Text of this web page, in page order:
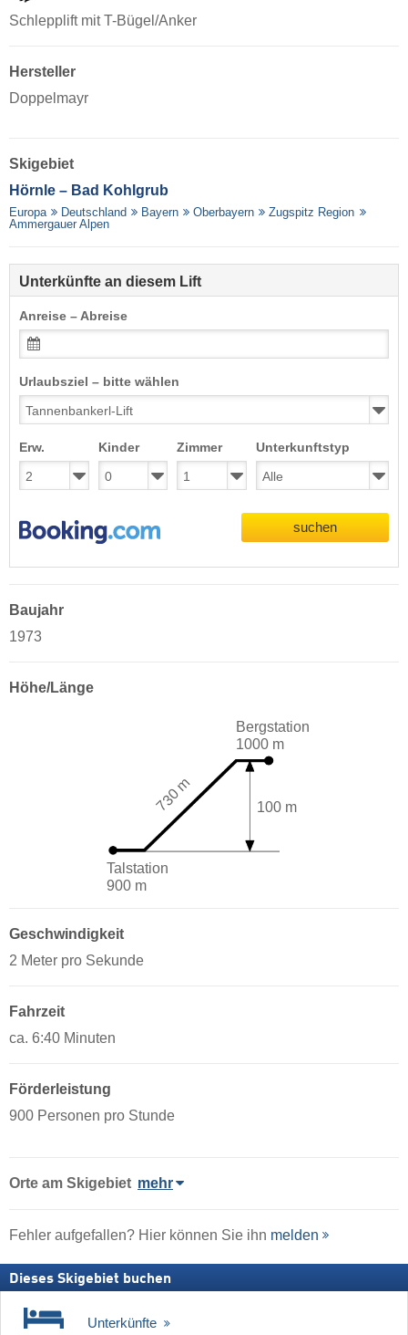
Schlepplift mit T-Bügel/Anker
Hersteller
Doppelmayr
Skigebiet
Hörnle – Bad Kohlgrub
Europa Deutschland Bayern Oberbayern
Zugspitz Region
Ammergauer Alpen
Unterkünfte an diesem Lift
Anreise – Abreise
Urlaubsziel – bitte wählen
Erw. Kinder Zimmer Unterkunftstyp
suchen
Baujahr
1973
Höhe/Länge
Talstation
900 m
Bergstation
1000 m
100 m
730 m
Geschwindigkeit
2 Meter pro Sekunde
Fahrzeit
ca. 6:40 Minuten
Förderleistung
900 Personen pro Stunde
Orte am Skigebiet mehr
Fehler aufgefallen? Hier können Sie ihn melden
Dieses Skigebiet buchen
Unterkünfte